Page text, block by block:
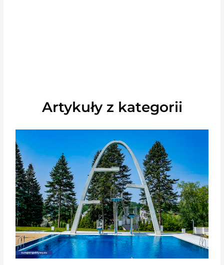
Artykuły z kategorii